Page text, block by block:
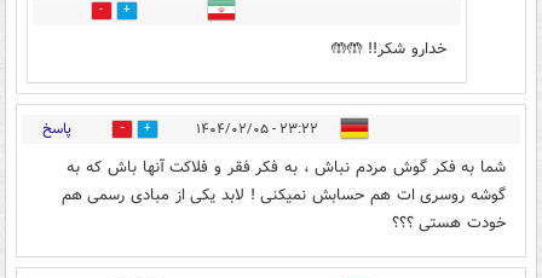
0
خدارو شکر!! 🤲🤲
۲۳:۲۲ - ۱۴۰۴/۰۲/۰۵ 0 پاسخ
شما به فکر گوش مردم نباش ، به فکر فقر و فلاکت آنها باش که به
گوشه روسری ات هم حسابش نمیکنی ! لابد یکی از مبادی رسمی هم
خودت هستی ؟؟؟